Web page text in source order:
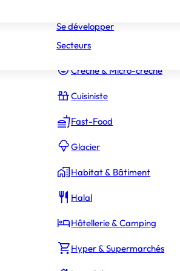
Constructeur Piscines & Spas
Crèche & Micro-crèche
Cuisiniste
Fast-Food
Glacier
Habitat & Bâtiment
Halal
Hôtellerie & Camping
Hyper & Supermarchés
Se développer
Secteurs